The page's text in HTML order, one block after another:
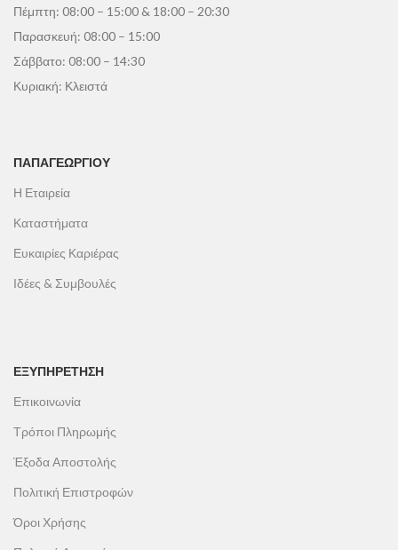
Πέμπτη: 08:00 – 15:00 & 18:00 – 20:30
Παρασκευή: 08:00 – 15:00
Σάββατο: 08:00 – 14:30
Κυριακή: Κλειστά
ΠΑΠΑΓΕΩΡΓΊΟΥ
Η Εταιρεία
Καταστήματα
Ευκαιρίες Καριέρας
Ιδέες & Συμβουλές
ΕΞΥΠΗΡΕΤΗΣΗ
Επικοινωνία
Τρόποι Πληρωμής
Έξοδα Αποστολής
Πολιτική Επιστροφών
Όροι Χρήσης